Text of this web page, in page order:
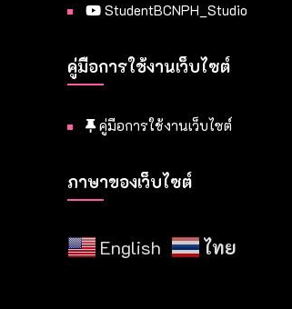
StudentBCNPH_Studio
คู่มือการใช้งานเว็บไซต์
คู่มือการใช้งานเว็บไซต์
ภาษาของเว็บไซต์
English ไทย